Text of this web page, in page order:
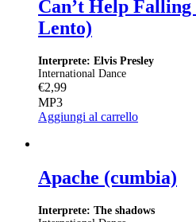
Can’t Help
Lento)
Interprete: Elvis Presley
International Dance
€2,99
MP3
Aggiungi al carrello
Apache (cumbia)
Interprete: The shadows